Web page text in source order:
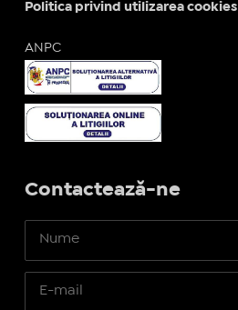
Politica privind utilizarea cookies
ANPC
Contactează-ne